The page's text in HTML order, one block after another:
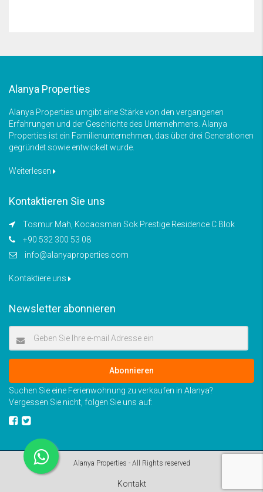
Alanya Properties
Alanya Properties umgibt eine Stärke von den vergangenen
Erfahrungen und der Geschichte des Unternehmens. Alanya
Properties ist ein Familienunternehmen, das über drei Generationen
gegründet sowie entwickelt wurde.
Weiterlesen
Kontaktieren Sie uns
Tosmur Mah, Kocaosman Sok Prestige Residence C Blok
+90 532 300 53 08
info@alanyaproperties.com
Kontaktiere uns
Newsletter abonnieren
Abonnieren
Suchen Sie eine Ferienwohnung zu verkaufen in Alanya?
Vergessen Sie nicht, folgen Sie uns auf:
Alanya Properties - All Rights reserved
Kontakt